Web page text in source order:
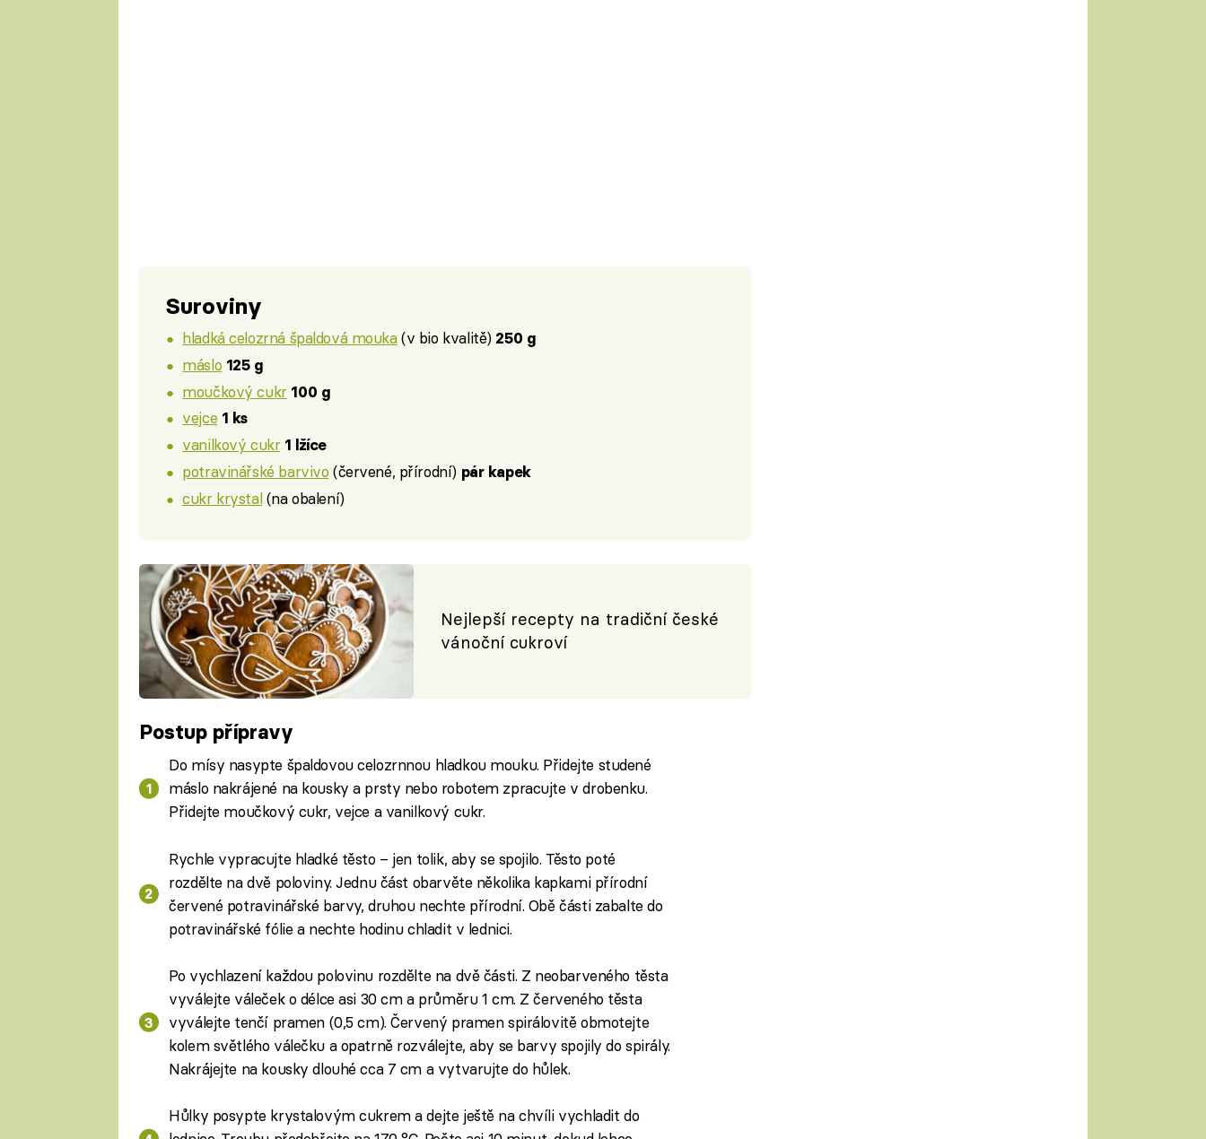
Suroviny
hladká celozrná špaldová mouka(v bio kvalitě) 250 g
máslo 125 g
moučkový cukr 100 g
vejce 1 ks
vanilkový cukr 1 lžíce
potravinářské barvivo (červené, přírodní) pár kapek
cukr krystal(na obalení)
Nejlepší recepty na tradiční české
vánoční cukroví
Postup přípravy
Do mísy nasypte špaldovou celozrnnou hladkou mouku. Přidejte studené
máslo nakrájené na kousky a prsty nebo robotem zpracujte v drobenku.
Přidejte moučkový cukr, vejce a vanilkový cukr.
Rychle vypracujte hladké těsto – jen tolik, aby se spojilo. Těsto poté
rozdělte na dvě poloviny. Jednu část obarvěte několika kapkami přírodní
červené potravinářské barvy, druhou nechte přírodní. Obě části zabalte do
potravinářské fólie a nechte hodinu chladit v lednici.
Po vychlazení každou polovinu rozdělte na dvě části. Z neobarveného těsta
vyválejte váleček o délce asi 30 cm a průměru 1 cm. Z červeného těsta
vyválejte tenčí pramen (0,5 cm). Červený pramen spirálovitě obmotejte
kolem světlého válečku a opatrně rozválejte, aby se barvy spojily do spirály.
Nakrájejte na kousky dlouhé cca 7 cm a vytvarujte do hůlek.
Hůlky posypte krystalovým cukrem a dejte ještě na chvíli vychladit do